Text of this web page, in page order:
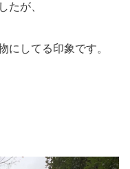
たが、
にしてる印象です。